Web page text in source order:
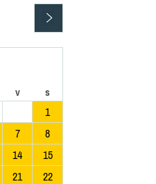
v s
1
7
8
14
15
21
22